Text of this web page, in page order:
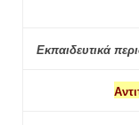
Εκπαιδευτικά